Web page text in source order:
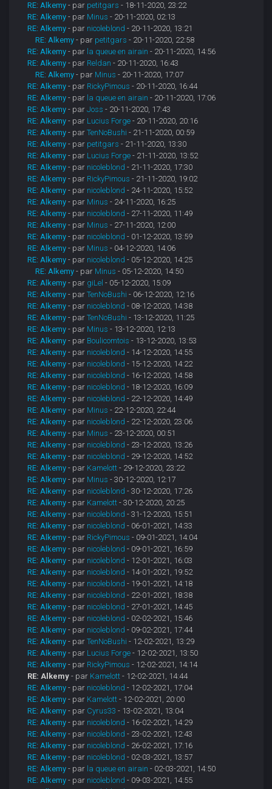
RE: Alkemy - par petitgars - 18-11-2020, 23:22
RE: Alkemy - par Minus - 20-11-2020, 02:13
RE: Alkemy - par nicoleblond - 20-11-2020, 13:21
RE: Alkemy - par petitgars - 20-11-2020, 22:58
RE: Alkemy - par la queue en airain - 20-11-2020, 14:56
RE: Alkemy - par Reldan - 20-11-2020, 16:43
RE: Alkemy - par Minus - 20-11-2020, 17:07
RE: Alkemy - par RickyPimous - 20-11-2020, 16:44
RE: Alkemy - par la queue en airain - 20-11-2020, 17:06
RE: Alkemy - parJoss - 20-11-2020, 17:43
RE: Alkemy - par Lucius Forge - 20-11-2020, 20:16
RE: Alkemy - parTenNoBushi - 21-11-2020, 00:59
RE: Alkemy - par petitgars - 21-11-2020, 13:30
RE: Alkemy - par Lucius Forge - 21-11-2020, 13:52
RE: Alkemy - par nicoleblond - 21-11-2020, 17:30
RE: Alkemy - par RickyPimous - 21-11-2020, 19:02
RE: Alkemy - par nicoleblond - 24-11-2020, 15:52
RE: Alkemy - par Minus - 24-11-2020, 16:25
RE: Alkemy - par nicoleblond - 27-11-2020, 11:49
RE: Alkemy - par Minus - 27-11-2020, 12:00
RE: Alkemy - par nicoleblond - 01-12-2020, 13:59
RE: Alkemy - par Minus - 04-12-2020, 14:06
RE: Alkemy - par nicoleblond - 05-12-2020, 14:25
RE: Alkemy - par Minus - 05-12-2020, 14:50
RE: Alkemy - par giLel - 05-12-2020, 15:09
RE: Alkemy - parTenNoBushi - 06-12-2020, 12:16
RE: Alkemy - par nicoleblond - 08-12-2020, 14:38
RE: Alkemy - parTenNoBushi - 13-12-2020, 11:25
RE: Alkemy - par Minus - 13-12-2020, 12:13
RE: Alkemy - par Boulicomtois - 13-12-2020, 13:53
RE: Alkemy - par nicoleblond - 14-12-2020, 14:55
RE: Alkemy - par nicoleblond - 15-12-2020, 14:22
RE: Alkemy - par nicoleblond - 16-12-2020, 14:58
RE: Alkemy - par nicoleblond - 18-12-2020, 16:09
RE: Alkemy - par nicoleblond - 22-12-2020, 14:49
RE: Alkemy - par Minus - 22-12-2020, 22:44
RE: Alkemy - par nicoleblond - 22-12-2020, 23:06
RE: Alkemy - par Minus - 23-12-2020, 00:51
RE: Alkemy - par nicoleblond - 23-12-2020, 13:26
RE: Alkemy - par nicoleblond - 29-12-2020, 14:52
RE: Alkemy - par Kamelott - 29-12-2020, 23:22
RE: Alkemy - par Minus - 30-12-2020, 12:17
RE: Alkemy - par nicoleblond - 30-12-2020, 17:26
RE: Alkemy - par Kamelott - 30-12-2020, 20:25
RE: Alkemy - par nicoleblond - 31-12-2020, 15:51
RE: Alkemy - par nicoleblond - 06-01-2021, 14:33
RE: Alkemy - par RickyPimous - 09-01-2021, 14:04
RE: Alkemy - par nicoleblond - 09-01-2021, 16:59
RE: Alkemy - par nicoleblond - 12-01-2021, 16:03
RE: Alkemy - par nicoleblond - 14-01-2021, 19:52
RE: Alkemy - par nicoleblond - 19-01-2021, 14:18
RE: Alkemy - par nicoleblond - 22-01-2021, 18:38
RE: Alkemy - par nicoleblond - 27-01-2021, 14:45
RE: Alkemy - par nicoleblond - 02-02-2021, 15:46
RE: Alkemy - par nicoleblond - 09-02-2021, 17:44
RE: Alkemy - parTenNoBushi - 12-02-2021, 13:29
RE: Alkemy - par Lucius Forge - 12-02-2021, 13:50
RE: Alkemy - par RickyPimous - 12-02-2021, 14:14
RE: Alkemy - par Kamelott - 12-02-2021, 14:44
RE: Alkemy - par nicoleblond - 12-02-2021, 17:04
RE: Alkemy - par Kamelott - 12-02-2021, 20:00
RE: Alkemy - par Cyrus33 - 13-02-2021, 13:04
RE: Alkemy - par nicoleblond - 16-02-2021, 14:29
RE: Alkemy - par nicoleblond - 23-02-2021, 12:43
RE: Alkemy - par nicoleblond - 26-02-2021, 17:16
RE: Alkemy - par nicoleblond - 02-03-2021, 13:57
RE: Alkemy - par la queue en airain - 02-03-2021, 14:50
RE: Alkemy - par nicoleblond - 09-03-2021, 14:55